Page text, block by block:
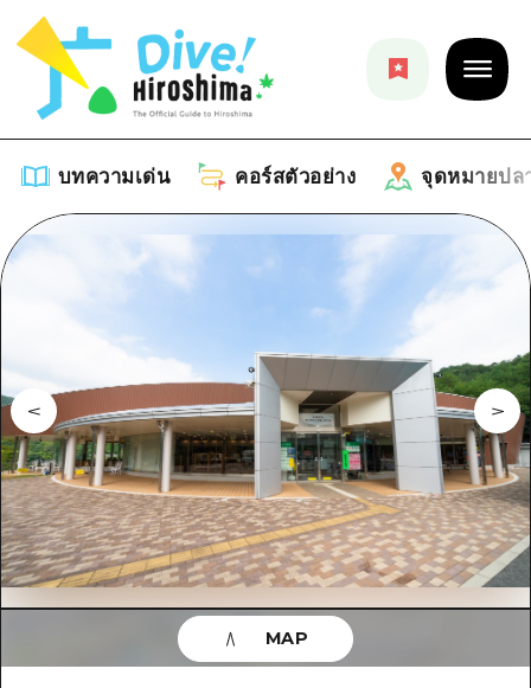
บทความเด่น คอร์สตัวอย่าง จุดหมายปล
บทความเด่น
คำแนะนำ
ศิลปะ
งานอีเว้นท์ / เทศกาล
อาหารรสเลิศ / สุรา
การปั่นจักรยาน
ช้อปปิ้ง
กีฬา
คอร์สตัวอย่าง
รายการ
คู่มือ Dive! Hiroshima
ฮิโรชิม่า โมชิ โมชิ ทราเวล
บริเวณรอบเมืองฮิโรชิม่า
อากิ
บิงโก
จุดหมายปลายทาง
รายการ
บริเวณรอบเมืองฮิโรชิม่า
อากิ
บิงโก
บิโฮคุ
อีเว้นท์
ข้อมูลตามฤดูกาล
ข้อมูลที่เป็นประโยชน์
รายการ
MAP